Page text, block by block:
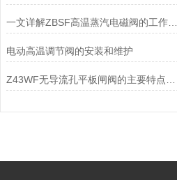
一文详解ZBSF高温蒸汽电磁阀的工作原理和特点
电动高温调节阀的安装和维护